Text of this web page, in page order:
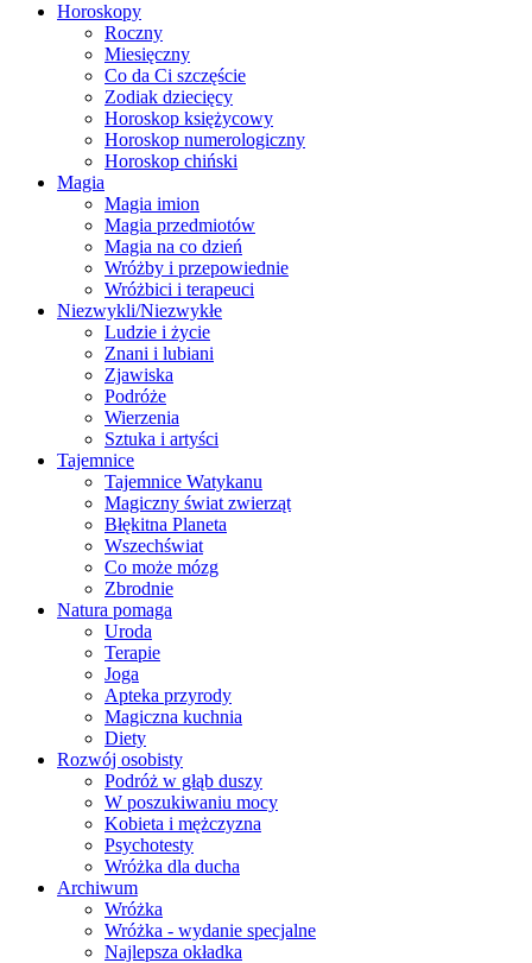
Horoskopy
Roczny
Miesięczny
Co da Ci szczęście
Zodiak dziecięcy
Horoskop księżycowy
Horoskop numerologiczny
Horoskop chiński
Magia
Magia imion
Magia przedmiotów
Magia na co dzień
Wróżby i przepowiednie
Wróżbici i terapeuci
Niezwykli/Niezwykłe
Ludzie i życie
Znani i lubiani
Zjawiska
Podróże
Wierzenia
Sztuka i artyści
Tajemnice
Tajemnice Watykanu
Magiczny świat zwierząt
Błękitna Planeta
Wszechświat
Co może mózg
Zbrodnie
Natura pomaga
Uroda
Terapie
Joga
Apteka przyrody
Magiczna kuchnia
Diety
Rozwój osobisty
Podróż w głąb duszy
W poszukiwaniu mocy
Kobieta i mężczyzna
Psychotesty
Wróżka dla ducha
Archiwum
Wróżka
Wróżka - wydanie specjalne
Najlepsza okładka